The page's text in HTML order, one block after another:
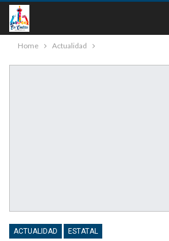
Home Actualidad
ACTUALIDAD ESTATAL